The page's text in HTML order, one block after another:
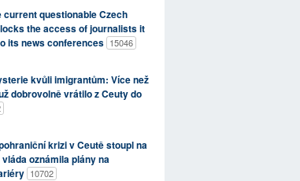
current questionable Czech
the access of journalists it
its news conferences 15046
kvůli imigrantům: Více než
dobrovolně vrátilo z Ceuty do
krizi v Ceutě stoupl na
oznámila plány na
10702